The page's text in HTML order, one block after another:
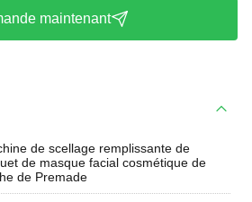
maintenant
de scellage remplissante de
de masque facial cosmétique de
de Premade